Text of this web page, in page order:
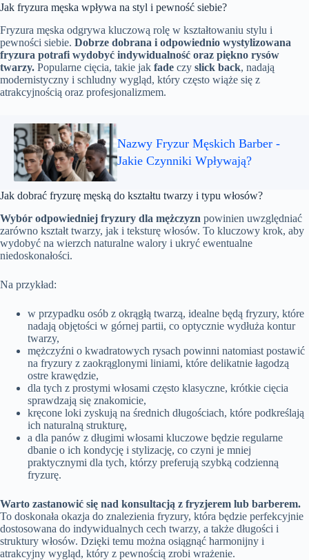
Jak fryzura męska wpływa na styl i pewność siebie?
Fryzura męska odgrywa kluczową rolę w kształtowaniu stylu i
pewności siebie. Dobrze dobrana i odpowiednio wystylizowana
fryzura potrafi wydobyć indywidualność oraz piękno rysów
twarzy. Popularne cięcia, takie jak fade czy slick back, nadają
modernistyczny i schludny wygląd, który często wiąże się z
atrakcyjnością oraz profesjonalizmem.
Nazwy Fryzur Męskich Barber -
Jakie Czynniki Wpływają?
Jak dobrać fryzurę męską do kształtu twarzy i typu włosów?
Wybór odpowiedniej fryzury dla mężczyzn powinien uwzględniać
zarówno kształt twarzy, jak i teksturę włosów. To kluczowy krok, aby
wydobyć na wierzch naturalne walory i ukryć ewentualne
niedoskonałości.
Na przykład:
w przypadku osób z okrągłą twarzą, idealne będą fryzury, które
nadają objętości w górnej partii, co optycznie wydłuża kontur
twarzy,
mężczyźni o kwadratowych rysach powinni natomiast postawić
na fryzury z zaokrąglonymi liniami, które delikatnie łagodzą
ostre krawędzie,
dla tych z prostymi włosami często klasyczne, krótkie cięcia
sprawdzają się znakomicie,
kręcone loki zyskują na średnich długościach, które podkreślają
ich naturalną strukturę,
a dla panów z długimi włosami kluczowe będzie regularne
dbanie o ich kondycję i stylizację, co czyni je mniej
praktycznymi dla tych, którzy preferują szybką codzienną
fryzurę.
Warto zastanowić się nad konsultacją z fryzjerem lub barberem.
To doskonała okazja do znalezienia fryzury, która będzie perfekcyjnie
dostosowana do indywidualnych cech twarzy, a także długości i
struktury włosów. Dzięki temu można osiągnąć harmonijny i
atrakcyjny wygląd, który z pewnością zrobi wrażenie.